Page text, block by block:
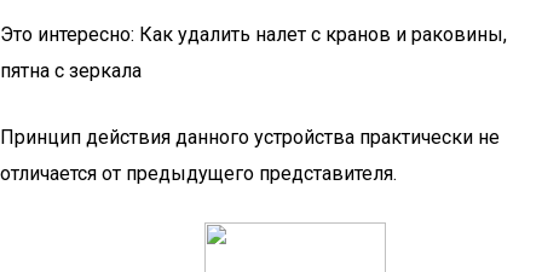
Это интересно: Как удалить налет с кранов и раковины,
пятна с зеркала
Принцип действия данного устройства практически не
отличается от предыдущего представителя.